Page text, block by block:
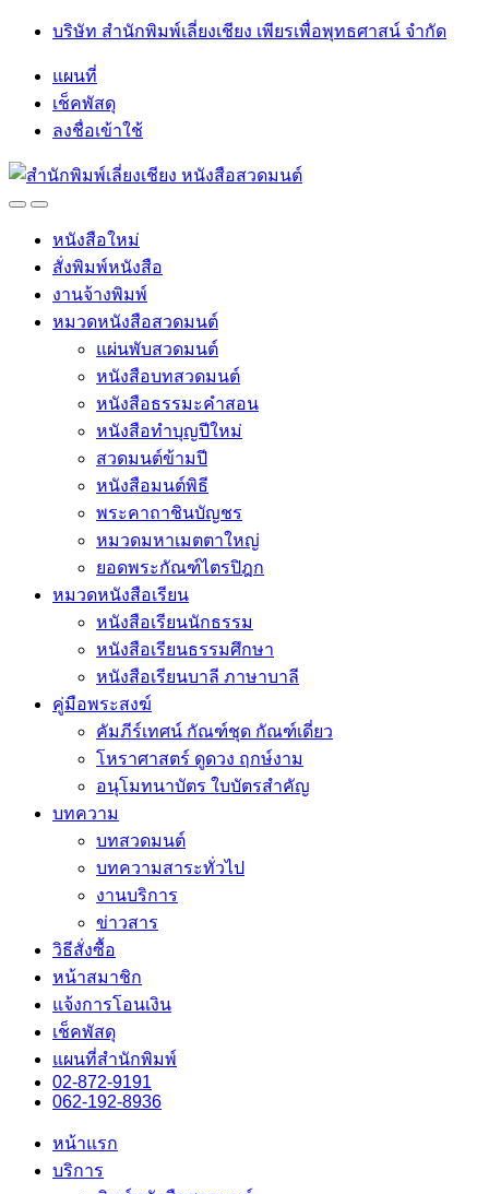
Skip
navigation
Skip
บริษัท สำนักพิมพ์เลี่ยงเชียง เพียรเพื่อพุทธศาสน์ จำกัด
แผนที่
เช็คพัสดุ
ลงชื่อเข้าใช้
OpenClose
หนังสือใหม่
สั่งพิมพ์หนังสือ
งานจ้างพิมพ์
หมวดหนังสือสวดมนต์
แผ่นพับสวดมนต์
หนังสือบทสวดมนต์
หนังสือธรรมะคำสอน
หนังสือทำบุญปีใหม่
สวดมนต์ข้ามปี
หนังสือมนต์พิธี
พระคาถาชินบัญชร
หมวดมหาเมตตาใหญ่
ยอดพระกัณฑ์ไตรปิฎก
หมวดหนังสือเรียน
หนังสือเรียนนักธรรม
หนังสือเรียนธรรมศึกษา
หนังสือเรียนบาลี ภาษาบาลี
คู่มือพระสงฆ์
คัมภีร์เทศน์ กัณฑ์ชุด กัณฑ์เดี่ยว
โหราศาสตร์ ดูดวง ฤกษ์งาม
อนุโมทนาบัตร ใบบัตรสำคัญ
บทความ
บทสวดมนต์
บทความสาระทั่วไป
งานบริการ
ข่าวสาร
วิธีสั่งซื้อ
หน้าสมาชิก
แจ้งการโอนเงิน
เช็คพัสดุ
แผนที่สำนักพิมพ์
02-872-9191
062-192-8936
หน้าแรก
บริการ